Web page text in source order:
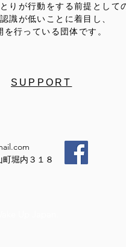
りが行動をする前提として
識が低いことに着目し、
行っている団体です。
SUPPORT
堀内３１８